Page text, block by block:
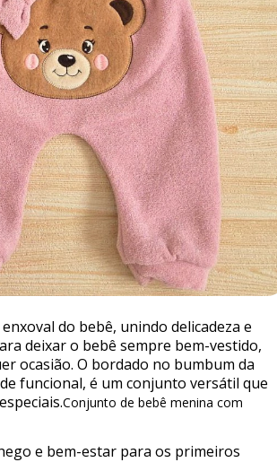
do bebê, unindo delicadeza e
deixar o bebê sempre bem-vestido,
ocasião. O bordado no bumbum da
funcional, é um conjunto versátil que
Conjunto de bebê menina com
e bem-estar para os primeiros